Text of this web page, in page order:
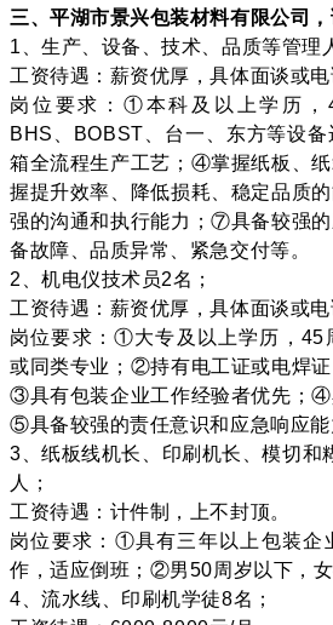
三、平湖市景兴包装材料有限公司，
1、生产、设备、技术、品质等管理
工资待遇：薪资优厚，具体面谈或电
岗位要求：①本科及以上学历
BHS、BOBST、台一、东方等设
箱全流程生产工艺；④掌握纸板、
握提升效率、降低损耗、稳定品质
强的沟通和执行能力；⑦具备较强
备故障、品质异常、紧急交付等。
2、机电仪技术员2名；
工资待遇：薪资优厚，具体面谈或电
岗位要求：①大专及以上学历，45
或同类专业；②持有电工证或电焊证
③具有包装企业工作经验者优先；④
⑤具备较强的责任意识和应急响应能
3、纸板线机长、印刷机长、模切和
人；
工资待遇：计件制，上不封顶。
岗位要求：①具有三年以上包装企
作，适应倒班；②男50周岁以下，女
4、流水线、印刷机学徒8名；